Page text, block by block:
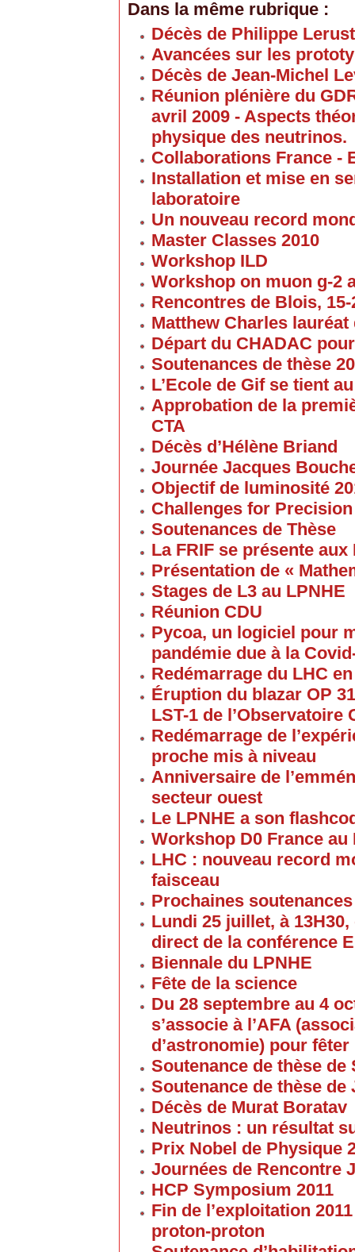
Dans la même rubrique :
Décès de Philippe
Avancées sur les
Décès de Jean-Michel
Réunion plénière du
avril 2009 - Aspects
physique des neutrinos.
Collaborations France -
Installation et mise en
laboratoire
Un nouveau record
Master Classes 2010
Workshop ILD
Workshop on muon g-2
Rencontres de Blois,
Matthew Charles
Départ du CHADAC
Soutenances de thèse
L’Ecole de Gif se tient
Approbation de la
CTA
Décès d’Hélène Briand
Journée Jacques
Objectif de luminosité
Challenges for
Soutenances de Thèse
La FRIF se présente aux
Présentation de «
Stages de L3 au LPNHE
Réunion CDU
Pycoa, un logiciel pour
pandémie due à la
Redémarrage du LHC en
Éruption du blazar OP
LST-1 de l’Observatoire
Redémarrage de
proche mis à niveau
Anniversaire de
secteur ouest
Le LPNHE a son
Workshop D0 France au
LHC : nouveau record
faisceau
Prochaines
Lundi 25 juillet, à
direct de la conférence
Biennale du LPNHE
Fête de la science
Du 28 septembre au 4
s’associe à l’AFA
d’astronomie) pour fêter
Soutenance de thèse
Soutenance de thèse
Décès de Murat Boratav
Neutrinos : un résultat
Prix Nobel de Physique
Journées de Rencontre
HCP Symposium 2011
Fin de l’exploitation
proton-proton